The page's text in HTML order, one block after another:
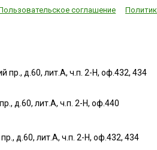
соглашение
пр., д.60, лит.А, ч.п. 2-Н, оф.432, 434
д.60, лит.А, ч.п. 2-Н, оф.440
д.60, лит.А, ч.п. 2-Н, оф.432, 434